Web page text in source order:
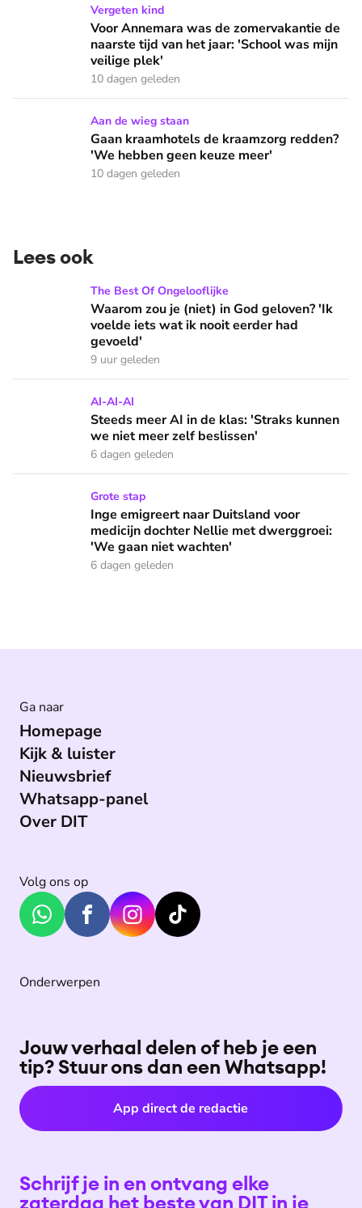
Voor Annemara was de zomervakantie de naarste tijd van
Vergeten kind
Voor Annemara was de zomervakantie de
naarste tijd van het jaar: 'School was mijn
veilige plek'
10 dagen geleden
Gaan kraamhotels de kraamzorg redden? 'We hebben
Aan de wieg staan
Gaan kraamhotels de kraamzorg redden?
'We hebben geen keuze meer'
10 dagen geleden
Lees ook
Waarom zou je (niet) in God geloven? 'Ik voelde iets wat
The Best Of Ongelooflijke
Waarom zou je (niet) in God geloven? 'Ik
voelde iets wat ik nooit eerder had
gevoeld'
9 uur geleden
Steeds meer AI in de klas: 'Straks kunnen we niet meer
AI-AI-AI
Steeds meer AI in de klas: 'Straks kunnen
we niet meer zelf beslissen'
6 dagen geleden
Inge emigreert naar Duitsland voor medicijn dochter
Grote stap
Inge emigreert naar Duitsland voor
medicijn dochter Nellie met dwerggroei:
'We gaan niet wachten'
6 dagen geleden
Ga naar
Homepage
Kijk & luister
Nieuwsbrief
Whatsapp-panel
Over DIT
Volg ons op
Onderwerpen
Jouw verhaal delen of heb je een
tip? Stuur ons dan een Whatsapp!
App direct de redactie
Schrijf je in en ontvang elke
zaterdag het beste van DIT in je